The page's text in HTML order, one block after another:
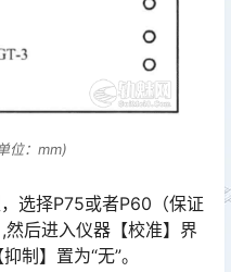
位：mm)
选择P75或者P60（保证
后进入仪器【校准】界
制】置为“无”。󠅅󠅃󠄵󠅂󠄪󠇖󠆨󠆨󠇕󠆞󠆒󠅬󠇘󠆭󠆘󠇙󠆝󠅵󠇗󠆭󠆁󠄐󠇗󠅹󠅸󠇖󠆍󠅳󠇖󠅹󠅰󠇖󠆌󠅹